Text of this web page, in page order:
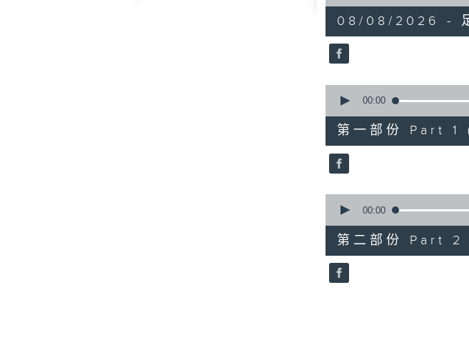
hour,
27
minutes,
0
90%
08/08/2026 -
seconds
56
minutes,
10
seconds
90%
00:00
第一部份 Part
seconds
31
minutes,
9
seconds
90%
00:00
第二部份 Part